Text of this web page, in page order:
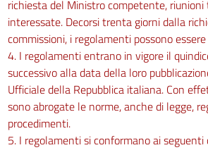
richiesta del Ministro competente,
interessate. Decorsi trenta giorni dalla
commissioni, i regolamenti possono
4. I regolamenti entrano in vigore il
successivo alla data della loro
Ufficiale della Repubblica italiana. Con
sono abrogate le norme, anche di legge,
procedimenti.
5. I regolamenti si conformano ai seguenti